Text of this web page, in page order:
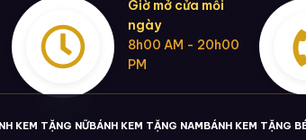
Giờ mở cửa mỗi
ngày
8h00 AM - 20h00
PM
KEM TẶNG NỮBÁNH KEM TẶNG NAMBÁNH KEM TẶNG